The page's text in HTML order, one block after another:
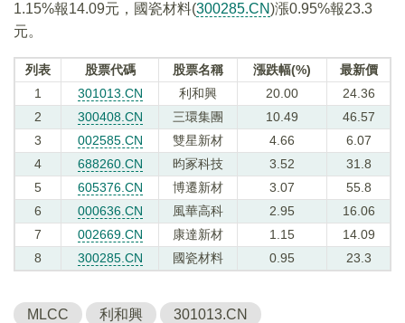
1.15%報14.09元，國瓷材料(300285.CN)漲0.95%報23.3
元。
列表 股票代碼 股票名稱 漲跌幅(%)
最新價
1
301013.CN 利和興 20.00
24.36
2
300408.CN 三環集團 10.49
46.57
3
002585.CN 雙星新材 4.66
6.07
4
688260.CN 昀冢科技 3.52
31.8
5
605376.CN 博遷新材 3.07
55.8
6
000636.CN 風華高科 2.95
16.06
7
002669.CN 康達新材 1.15
14.09
8
300285.CN 國瓷材料 0.95 23.3
MLCC 利和興 301013.CN